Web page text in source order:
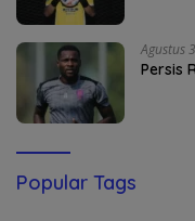
Agustus
Persis
Popular Tags